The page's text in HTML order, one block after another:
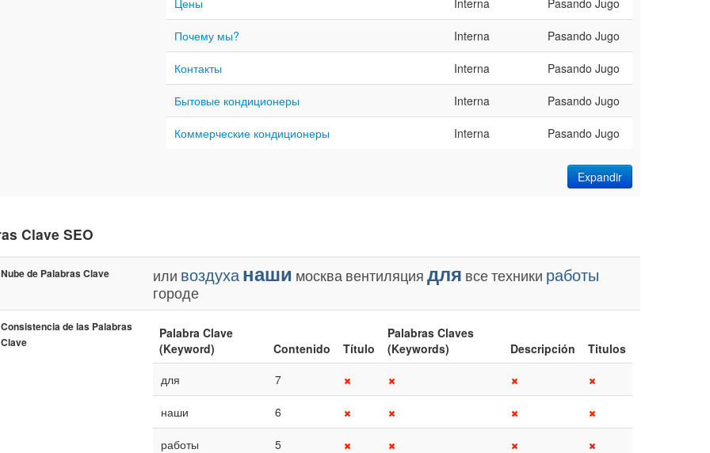
Почему мы? Interna Pasando Jugo
Контакты Interna Pasando Jugo
Бытовые кондиционеры Interna Pasando Jugo
Коммерческие кондиционеры Interna Pasando Jugo
Expandir
Clave SEO
Nube de Palabras Clave или воздуханаши москва вентиляциядля всетехники работы
городе
Consistencia de las Palabras
Clave
Palabra Clave
(Keyword)
Contenido Título
Palabras Claves
(Keywords)
Descripción
Titulos
для
7
наши 6
работы 5